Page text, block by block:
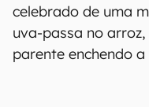
celebrado de uma
uva-passa no
parente enchendo a